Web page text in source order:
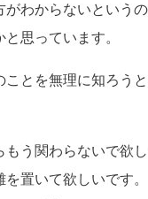
がわからないという
思っています。
ことを無理に知ろう
う関わらないで欲し
置いて欲しいです。